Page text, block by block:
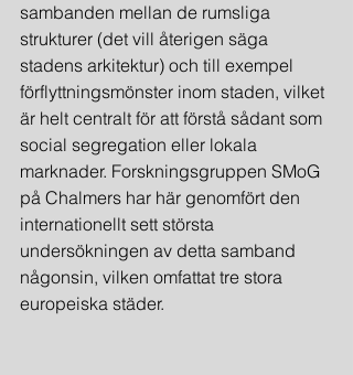
sambanden mellan de rumsliga
strukturer (det vill återigen säga
stadens arkitektur) och till exempel
förflyttningsmönster inom staden, vilket
är helt centralt för att förstå sådant som
social segregation eller lokala
marknader. Forskningsgruppen SMoG
på Chalmers har här genomfört den
internationellt sett största
undersökningen av detta samband
någonsin, vilken omfattat tre stora
europeiska städer.